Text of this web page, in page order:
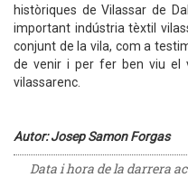
històriques de Vilassar de
important indústria tèxtil
conjunt de la vila, com a
de venir i per fer ben viu el
vilassarenc.
Autor: Josep Samon Forgas
Data i hora de la darrera